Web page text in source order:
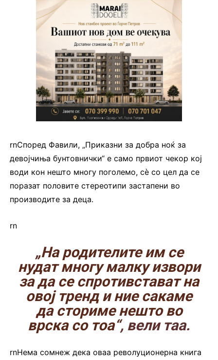
rnСпоред Фавили, „Приказни за добра ноќ за
девојчиња бунтовнички“ е само првиот чекор кој
води кон нешто многу поголемо, сè со цел да се
поразат половите стереотипи застапени во
производите за деца.
rn
„На родителите им се
нудат многу малку извори
за да се спротивстават на
овој тренд и ние сакаме
да сториме нешто во
врска со тоа“, вели таа.
rnНема сомнеж дека оваа револуционерна книга